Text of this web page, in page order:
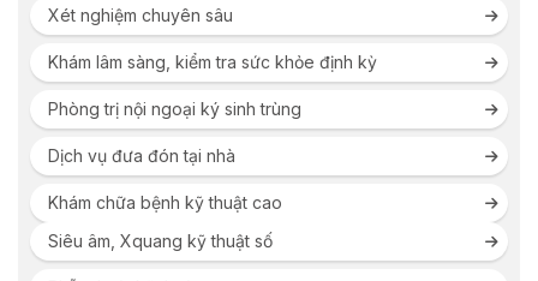
Xét nghiệm chuyên sâu
Khám lâm sàng, kiểm tra sức khỏe định kỳ
Phòng trị nội ngoại ký sinh trùng
Dịch vụ đưa đón tại nhà
Khám chữa bệnh kỹ thuật cao
Siêu âm, Xquang kỹ thuật số